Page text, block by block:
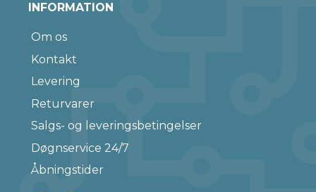
INFORMATION
Om os
Kontakt
Levering
Returvarer
Salgs- og leveringsbetingelser
Døgnservice 24/7
Åbningstider